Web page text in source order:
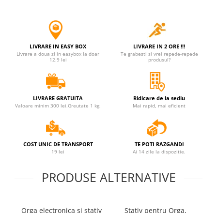
LIVRARE IN EASY BOX
Livrare a doua zi in easybox la doar
12.9 lei
LIVRARE IN 2 ORE !!!
Te grabesti si vrei repede-repede
produsul?
LIVRARE GRATUITA
Valoare minim 300 lei.Greutate 1 kg.
Ridicare de la sediu
Mai rapid, mai eficient
COST UNIC DE TRANSPORT
19 lei
TE POTI RAZGANDI
Ai 14 zile la dispozitie.
PRODUSE ALTERNATIVE
Orga electronica si stativ
Stativ pentru Orga,